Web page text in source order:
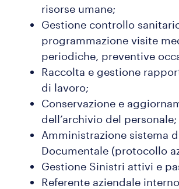
risorse umane;
Gestione controllo
programmazione visite
periodiche, preventive
Raccolta e gestione
di lavoro;
Conservazione e
dell’archivio del personale;
Amministrazione sistema
Documentale (protocollo
Gestione Sinistri attivi e
Referente aziendale